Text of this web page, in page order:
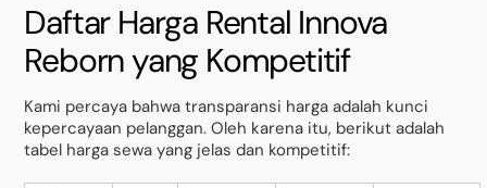
Daftar Harga Rental Innova
Reborn yang Kompetitif
Kami percaya bahwa transparansi harga adalah kunci
kepercayaan pelanggan. Oleh karena itu, berikut adalah
tabel harga sewa yang jelas dan kompetitif: